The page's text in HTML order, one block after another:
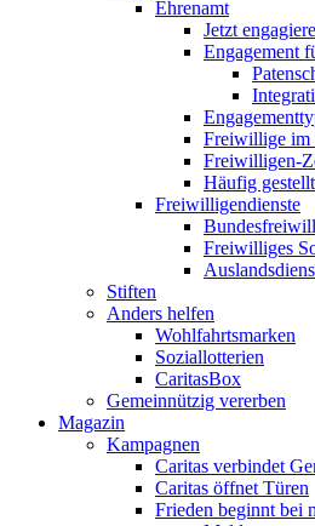
Ehrenamt
Jetzt
Engagement
Freiwillige im
Freiwilligen-
Häufig
Freiwilligendienste
Freiwilliges
Stiften
Anders helfen
Wohlfahrtsmarken
Soziallotterien
CaritasBox
Gemeinnützig vererben
Magazin
Kampagnen
Caritas verbindet
Caritas öffnet Türen
Frieden beginnt bei